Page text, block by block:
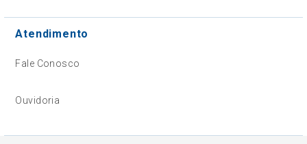
Atendimento
Fale Conosco
Ouvidoria